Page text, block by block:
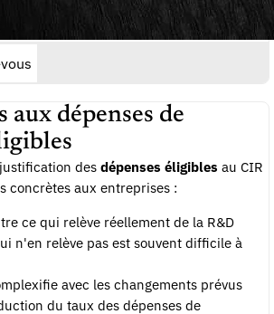
aux dépenses de
desdépenses éligibles au CIR
concrètes aux entreprises :
ce qui relève réellement de la R&D
n'en relève pas est souvent difficile à
avec les changements prévus
du taux des dépenses de